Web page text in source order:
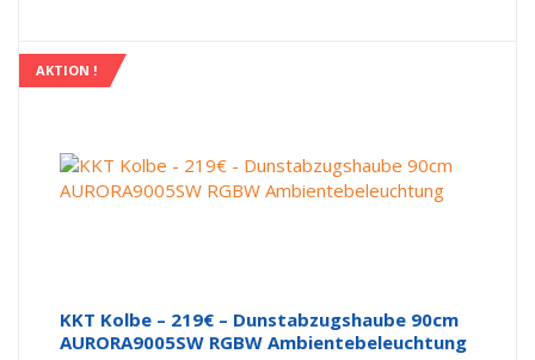
AKTION !
KKT Kolbe – 219€ – Dunstabzugshaube 90cm
AURORA9005SW RGBW Ambientebeleuchtung